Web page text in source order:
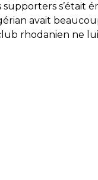
s’était
avait
rhodanien ne lui